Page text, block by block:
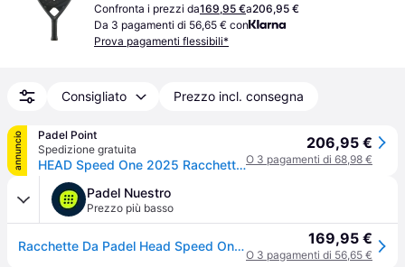
Confronta i prezzi da169,95 €a206,95 €
Da 3 pagamenti di 56,65 € con
Prova pagamenti flessibili*
Consigliato Prezzo incl. consegna
annuncio
Padel Point
Spedizione gratuita
HEAD Speed One 2025 Racchette Da Padel - nero
206,95 €
O 3 pagamenti di 68,98 €
Padel Nuestro
Prezzo più basso
Racchette Da Padel Head Speed One 2025 169,95 €
O 3 pagamenti di 56,65 €